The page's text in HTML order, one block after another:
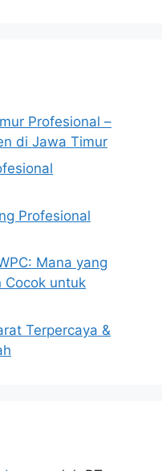
Profesional –
di Jawa Timur
Profesional
Mana yang
Cocok untuk
Terpercaya &